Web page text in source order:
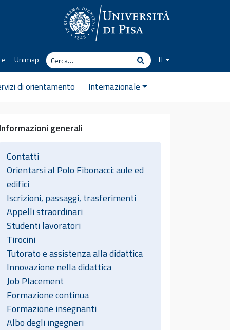
Unimap
Cerca
CercaIT
di orientamento Internazionale
generali
Contatti
Orientarsi al Polo Fibonacci: aule ed
edifici
Iscrizioni, passaggi, trasferimenti
Appelli straordinari
Studenti lavoratori
Tirocini
Tutorato e assistenza alla didattica
Innovazione nella didattica
Job Placement
Formazione continua
Formazione insegnanti
Albo degli ingegneri